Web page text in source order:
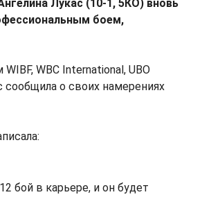
Лукас (10-1, 5КО) вновь
боем,
WBC International, UBO
сообщила о своих намерениях
бой в карьере, и он будет